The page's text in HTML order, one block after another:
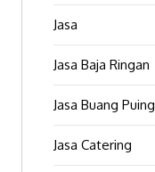
Jasa
Jasa Baja Ringan
Jasa Buang Puing
Jasa Catering